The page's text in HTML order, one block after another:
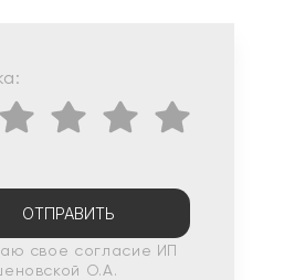
ОТПРАВИТЬ
свое согласие ИП
О.А.